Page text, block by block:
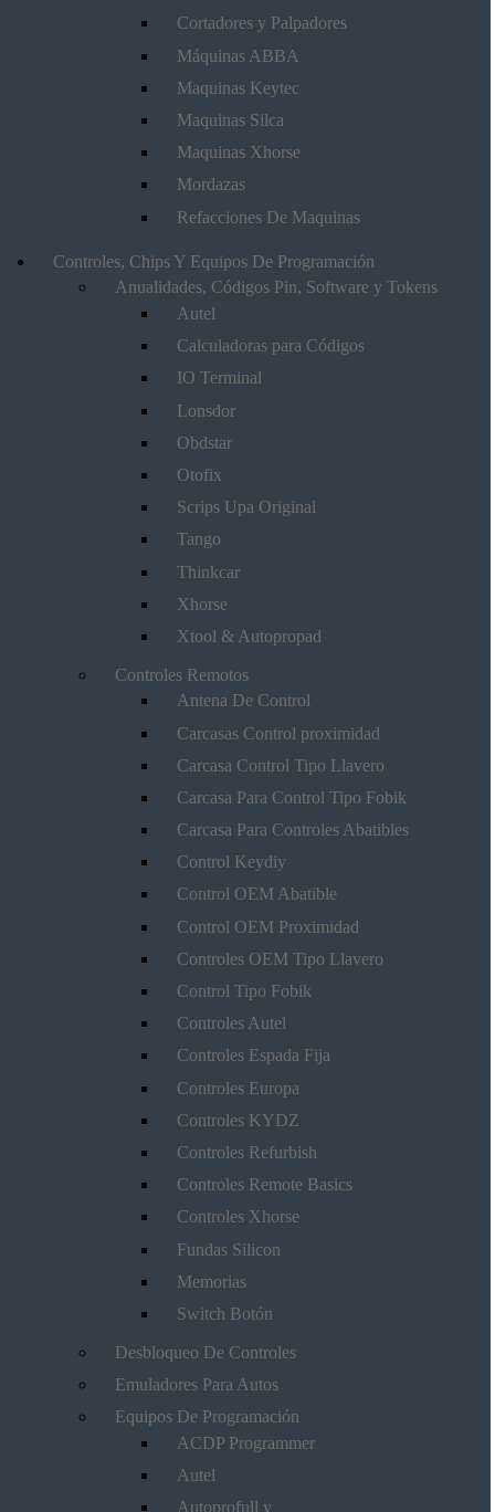
Cortadores y Palpadores
Máquinas ABBA
Maquinas Keytec
Maquinas Silca
Maquinas Xhorse
Mordazas
Refacciones De Maquinas
Controles, Chips Y Equipos De Programación
Anualidades, Códigos Pin, Software y Tokens
Autel
Calculadoras para Códigos
IO Terminal
Lonsdor
Obdstar
Otofix
Scrips Upa Original
Tango
Thinkcar
Xhorse
Xtool & Autopropad
Controles Remotos
Antena De Control
Carcasas Control proximidad
Carcasa Control Tipo Llavero
Carcasa Para Control Tipo Fobik
Carcasa Para Controles Abatibles
Control Keydiy
Control OEM Abatible
Control OEM Proximidad
Controles OEM Tipo Llavero
Control Tipo Fobik
Controles Autel
Controles Espada Fija
Controles Europa
Controles KYDZ
Controles Refurbish
Controles Remote Basics
Controles Xhorse
Fundas Silicon
Memorias
Switch Botón
Desbloqueo De Controles
Emuladores Para Autos
Equipos De Programación
ACDP Programmer
Autel
Autoprofull y